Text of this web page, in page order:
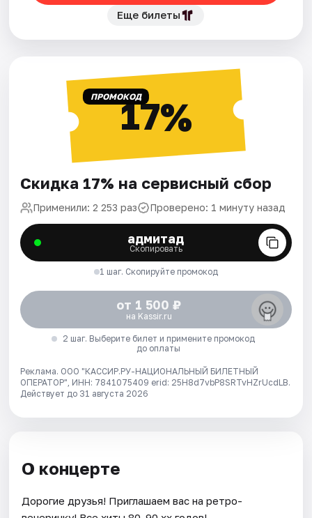
Еще билеты
ПРОМОКОД17%
Скидка 17% на сервисный сбор
Применили: 2 253 раз Проверено: 1 минуту назад
адмитад
Скопировать
1 шаг. Скопируйте промокод
от 1 500 ₽
на Kassir.ru
2 шаг. Выберите билет и примените промокод
до оплаты
Реклама. ООО "КАССИР.РУ-НАЦИОНАЛЬНЫЙ БИЛЕТНЫЙ
ОПЕРАТОР", ИНН: 7841075409 erid: 25H8d7vbP8SRTvHZrUcdLB.
Действует до 31 августа 2026
О концерте
Дорогие друзья! Приглашаем вас на ретро-